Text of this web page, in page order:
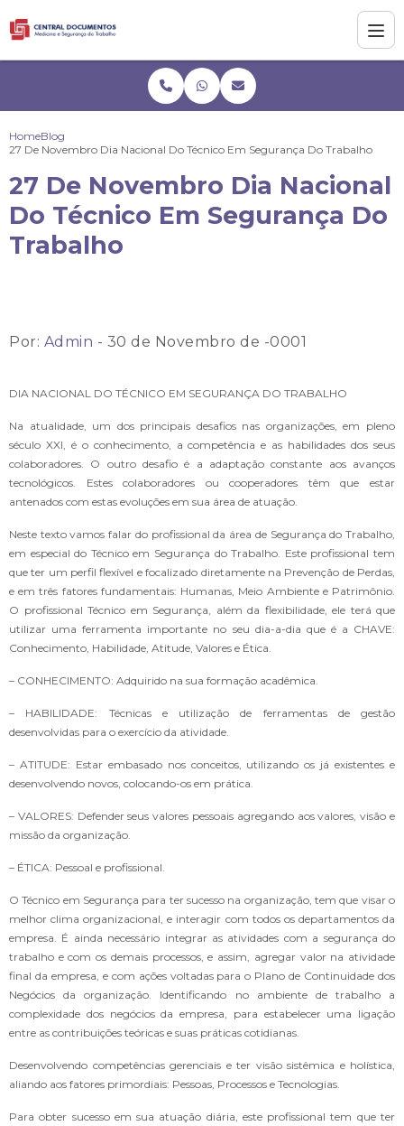
HomeBlog
27 De Novembro Dia Nacional Do Técnico Em Segurança Do Trabalho
27 De Novembro Dia Nacional
Do Técnico Em Segurança Do
Trabalho
Por: Admin - 30 de Novembro de -0001
DIA NACIONAL DO TÉCNICO EM SEGURANÇA DO TRABALHO
Na atualidade, um dos principais desafios nas organizações, em pleno
século XXI, é o conhecimento, a competência e as habilidades dos seus
colaboradores. O outro desafio é a adaptação constante aos avanços
tecnológicos. Estes colaboradores ou cooperadores têm que estar
antenados com estas evoluções em sua área de atuação.
Neste texto vamos falar do profissional da área de Segurança do Trabalho,
em especial do Técnico em Segurança do Trabalho. Este profissional tem
que ter um perfil flexível e focalizado diretamente na Prevenção de Perdas,
e em três fatores fundamentais: Humanas, Meio Ambiente e Patrimônio.
O profissional Técnico em Segurança, além da flexibilidade, ele terá que
utilizar uma ferramenta importante no seu dia-a-dia que é a CHAVE:
Conhecimento, Habilidade, Atitude, Valores e Ética.
– CONHECIMENTO: Adquirido na sua formação acadêmica.
– HABILIDADE: Técnicas e utilização de ferramentas de gestão
desenvolvidas para o exercício da atividade.
– ATITUDE: Estar embasado nos conceitos, utilizando os já existentes e
desenvolvendo novos, colocando-os em prática.
– VALORES: Defender seus valores pessoais agregando aos valores, visão e
missão da organização.
– ÉTICA: Pessoal e profissional.
O Técnico em Segurança para ter sucesso na organização, tem que visar o
melhor clima organizacional, e interagir com todos os departamentos da
empresa. É ainda necessário integrar as atividades com a segurança do
trabalho e com os demais processos, e assim, agregar valor na atividade
final da empresa, e com ações voltadas para o Plano de Continuidade dos
Negócios da organização. Identificando no ambiente de trabalho a
complexidade dos negócios da empresa, para estabelecer uma ligação
entre as contribuições teóricas e suas práticas cotidianas.
Desenvolvendo competências gerenciais e ter visão sistêmica e holística,
aliando aos fatores primordiais: Pessoas, Processos e Tecnologias.
Para obter sucesso em sua atuação diária, este profissional tem que ter